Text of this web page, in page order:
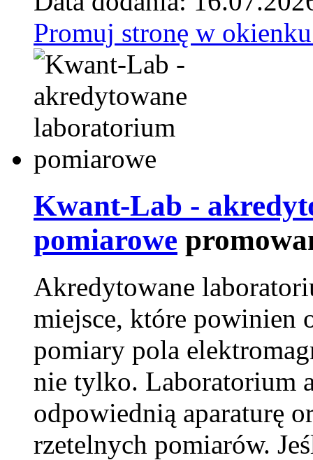
Promuj stronę w
Kwant-Lab -
pomiarowe
Akredytowane
miejsce, które powinien
pomiary pola
nie tylko. Laboratorium
odpowiednią aparaturę
rzetelnych pomiarów.